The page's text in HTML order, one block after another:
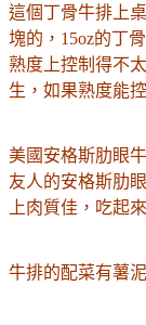
這個丁骨牛排上
塊的，15oz的丁
熟度上控制得不
生，如果熟度能
美國安格斯肋眼
友人的安格斯肋
上肉質佳，吃起
牛排的配菜有薯